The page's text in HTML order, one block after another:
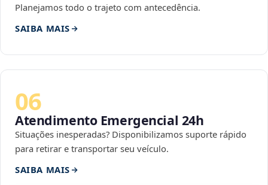
Planejamos todo o trajeto com antecedência.
SAIBA MAIS
06
Atendimento Emergencial 24h
Situações inesperadas? Disponibilizamos suporte rápido
para retirar e transportar seu veículo.
SAIBA MAIS